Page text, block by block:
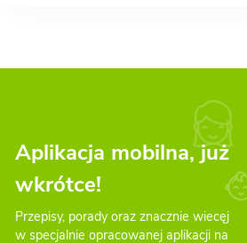
Aplikacja mobilna, już
wkrótce!
Przepisy, porady oraz znacznie wiecęj
w specjalnie opracowanej aplikacji na